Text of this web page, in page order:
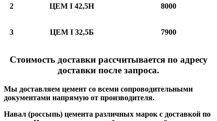
2 ЦЕМ I 42,5Н 8000
3 ЦЕМ I 32,5Б 7900
Стоимость доставки рассчитывается по адресу
доставки после запроса.
Мы доставляем цемент со всеми сопроводительными
документами напрямую от производителя.
Навал (россыпь) цемента различных марок с доставкой по